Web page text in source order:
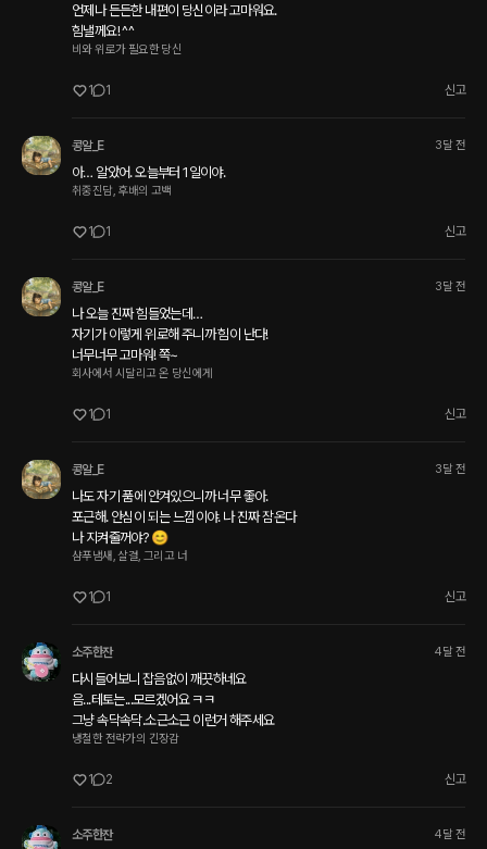
언제나 든든한 내편이 당신이라 고마워요.
힘낼께요! ^^
비와 위로가 필요한 당신
1 1 신고
콩알_E 3달 전
아… 알았어. 오늘부터 1일이야.
취중진담, 후배의 고백
1 1 신고
콩알_E 3달 전
나 오늘 진짜 힘들었는데…
자기가 이렇게 위로해 주니까 힘이 난다!
너무너무 고마워! 쪽~
회사에서 시달리고 온 당신에게
1 1 신고
콩알_E 3달 전
나도 자기 품에 안겨있으니까 너무 좋아.
포근해. 안심이 되는 느낌이야. 나 진짜 잠온다
나 지켜줄꺼야? 😊
샴푸냄새, 살결, 그리고 너
1 1 신고
소주한잔 4달 전
다시들어보니 잡음없이 깨끗하네요
음...테토는...모르겠어요 ㅋㅋ
그냥 속닥속닥.소근소근 이런거 해주세요
냉철한 전략가의 긴장감
1 2 신고
소주한잔 4달 전